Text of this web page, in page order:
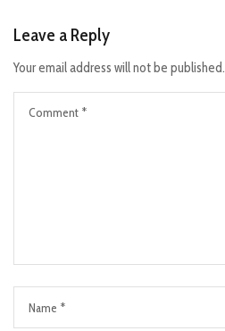
Leave a Reply
Your email address will not be published.